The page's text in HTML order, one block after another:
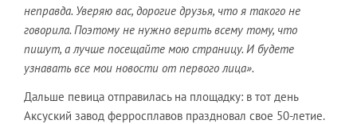
неправда. Уверяю вас, дорогие друзья, что я такого не
говорила. Поэтому не нужно верить всему тому, что
пишут, а лучше посещайте мою страницу. И будете
узнавать все мои новости от первого лица».
Дальше певица отправилась на площадку: в тот день
Аксуский завод ферросплавов праздновал свое 50-летие.